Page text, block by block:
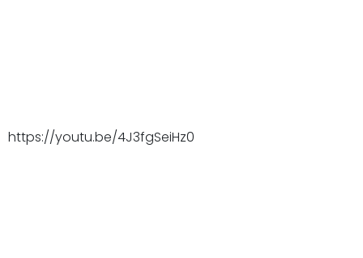
https://youtu.be/4J3fgSeiHz0